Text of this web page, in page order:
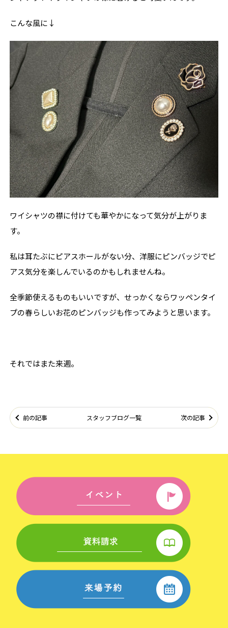
こんな風に↓
ワイシャツの襟に付けても華やかになって気分が上がりま
す。
私は耳たぶにピアスホールがない分、洋服にピンバッジでピ
アス気分を楽しんでいるのかもしれませんね。
全季節使えるものもいいですが、せっかくならワッペンタイ
プの春らしいお花のピンバッジも作ってみようと思います。
それではまた来週。
前の記事 スタッフブログ一覧 次の記事